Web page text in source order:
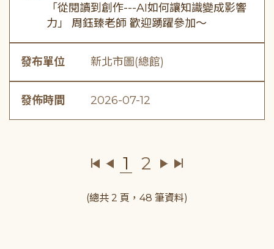
「從閱讀到創作---AI如何讓知識變成影響
力」 周鈺臻老師 歡迎踴躍參加～
發布單位 新北市圖(總館)
發佈時間 2026-07-12
1 2
(總共 2 頁，48 筆資料)